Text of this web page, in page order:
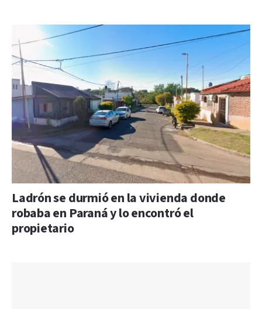
Ladrón se durmió en la vivienda donde
robaba en Paraná y lo encontró el
propietario